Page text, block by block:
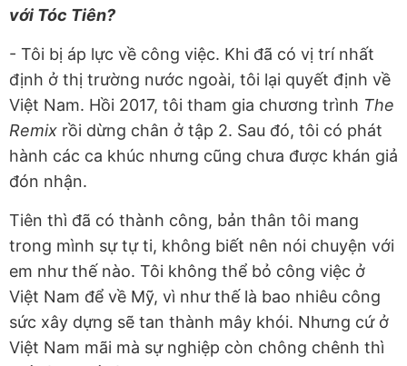
với Tóc Tiên?
- Tôi bị áp lực về công việc. Khi đã có vị trí nhất
định ở thị trường nước ngoài, tôi lại quyết định về
Việt Nam. Hồi 2017, tôi tham gia chương trình The
Remix rồi dừng chân ở tập 2. Sau đó, tôi có phát
hành các ca khúc nhưng cũng chưa được khán giả
đón nhận.
Tiên thì đã có thành công, bản thân tôi mang
trong mình sự tự ti, không biết nên nói chuyện với
em như thế nào. Tôi không thể bỏ công việc ở
Việt Nam để về Mỹ, vì như thế là bao nhiêu công
sức xây dựng sẽ tan thành mây khói. Nhưng cứ ở
Việt Nam mãi mà sự nghiệp còn chông chênh thì